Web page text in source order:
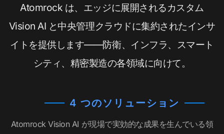
Atomrock は、エッジに展開されるカスタム
Vision AI と中央管理クラウドに集約されたインサ
イトを提供します——防衛、インフラ、スマート
シティ、精密製造の各領域に向けて。
4 つのソリューション
Atomrock Vision AI が現場で実効的な成果を生んでいる領